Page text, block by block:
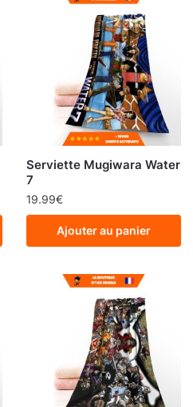
Serviette Mugiwara Water
7
19.99€
Ajouter au panier